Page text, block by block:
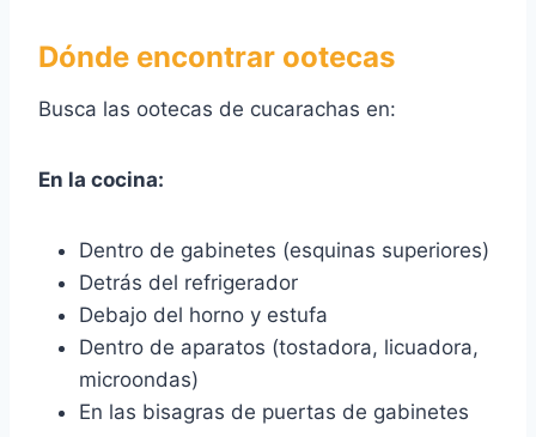
Dónde encontrar ootecas
Busca las ootecas de cucarachas en:
En la cocina:
Dentro de gabinetes (esquinas superiores)
Detrás del refrigerador
Debajo del horno y estufa
Dentro de aparatos (tostadora, licuadora,
microondas)
En las bisagras de puertas de gabinetes